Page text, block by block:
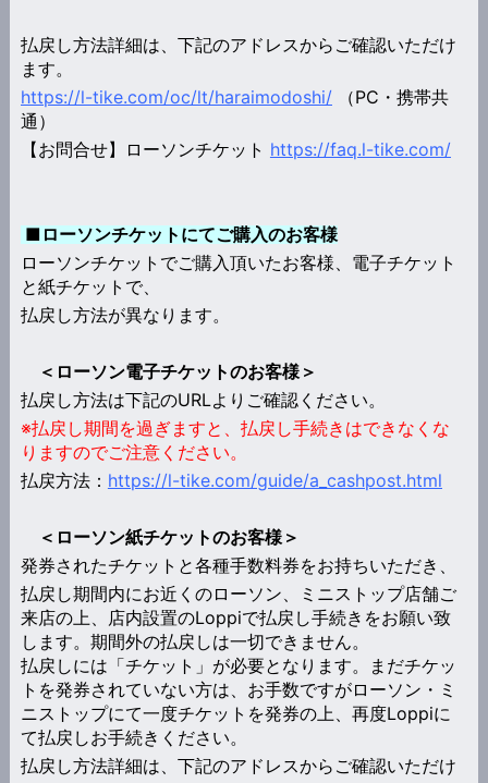
払戻し方法詳細は、下記のアドレスからご確認いただけ
ます。
https://l-tike.com/oc/lt/haraimodoshi/（PC・携帯共
通）
【お問合せ】ローソンチケット https://faq.l-tike.com/
■ローソンチケットにてご購入のお客様
ローソンチケットでご購入頂いたお客様、電子チケット
と紙チケットで、
払戻し方法が異なります。
＜ローソン電子チケットのお客様＞
払戻し方法は下記のURLよりご確認ください。
※払戻し期間を過ぎますと、払戻し手続きはできなくな
りますのでご注意ください。
払戻方法： https://l-tike.com/guide/a_cashpost.html
＜ローソン紙チケットのお客様＞
発券されたチケットと各種手数料券をお持ちいただき、
払戻し期間内にお近くのローソン、ミニストップ店舗ご
来店の上、店内設置のLoppiで払戻し手続きをお願い致
します。期間外の払戻しは一切できません。
払戻しには「チケット」が必要となります。まだチケッ
トを発券されていない方は、お手数ですがローソン・ミ
ニストップにて一度チケットを発券の上、再度Loppiに
て払戻しお手続きください。
払戻し方法詳細は、下記のアドレスからご確認いただけ